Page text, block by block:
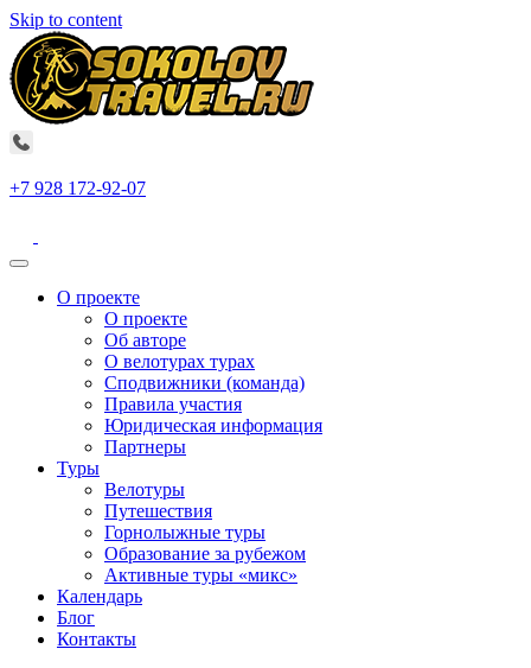
Skip to content
+7 928 172-92-07
О проекте
О проекте
Об авторе
О велотурах турах
Сподвижники (команда)
Правила участия
Юридическая информация
Партнеры
Туры
Велотуры
Путешествия
Горнолыжные туры
Образование за рубежом
Активные туры «микс»
Календарь
Блог
Контакты